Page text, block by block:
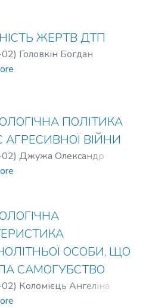
ЖЕРТВ ДТП
) Головкін Богдан
ПОЛІТИКА
АГРЕСИВНОЇ ВІЙНИ
) Джужа Олександр
ОСОБИ, ЩО
САМОГУБСТВО
) Коломієць Ангеліна